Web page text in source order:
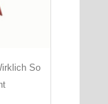
So